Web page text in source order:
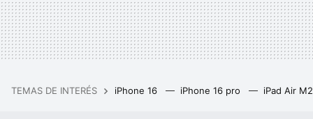
TEMAS DE INTERÉS iPhone 16 iPhone 16 pro iPad Air